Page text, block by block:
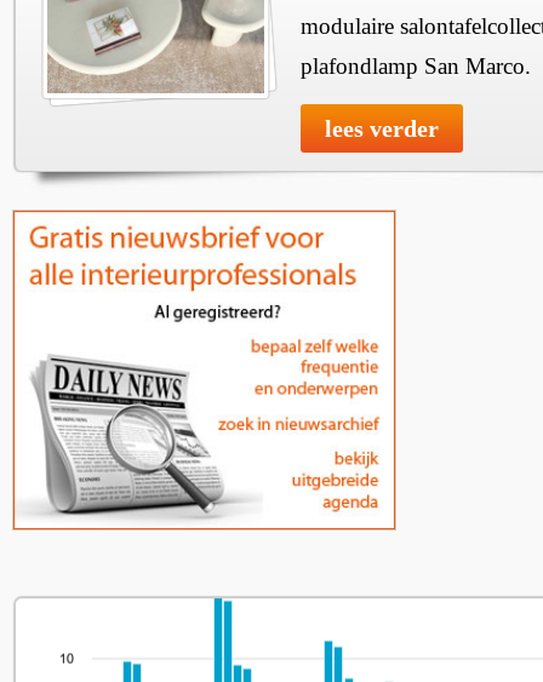
modulaire
plafondlamp San Marco.
lees verder